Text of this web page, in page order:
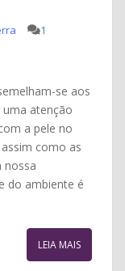
1
se aos
atenção
a pele no
como as
nossa
do ambiente é
LEIA MAIS